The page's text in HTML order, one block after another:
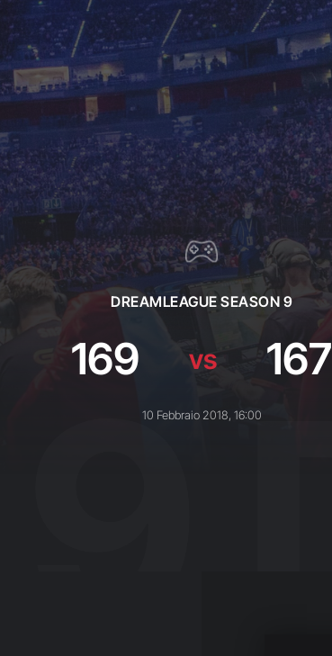
DREAMLEAGUE SEASON 9
169 vs 167
10 Febbraio 2018, 16:00